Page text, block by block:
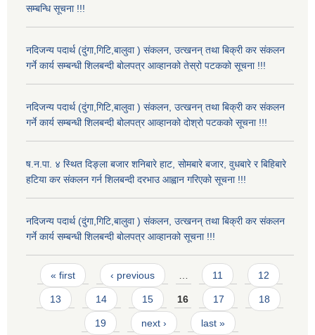
सम्बन्धि सूचना !!!
नदिजन्य पदार्थ (दुंगा,गिटि,बालुवा ) संकलन, उत्खनन् तथा बिक्री कर संकलन
गर्ने कार्य सम्बन्धी शिलबन्दी बोलपत्र आव्हानको तेस्रो पटकको सूचना !!!
नदिजन्य पदार्थ (दुंगा,गिटि,बालुवा ) संकलन, उत्खनन् तथा बिक्री कर संकलन
गर्ने कार्य सम्बन्धी शिलबन्दी बोलपत्र आव्हानको दोश्रो पटकको सूचना !!!
ष.न.पा. ४ स्थित दिङ्ला बजार शनिबारे हाट, सोमबारे बजार, वुधबारे र बिहिबारे
हटिया कर संकलन गर्न शिलबन्दी दरभाउ आह्वान गरिएको सूचना !!!
नदिजन्य पदार्थ (दुंगा,गिटि,बालुवा ) संकलन, उत्खनन् तथा बिक्री कर संकलन
गर्ने कार्य सम्बन्धी शिलबन्दी बोलपत्र आव्हानको सूचना !!!
Pages
« first ‹ previous 11 12
13 14 15 16 17 18
19 next › last »